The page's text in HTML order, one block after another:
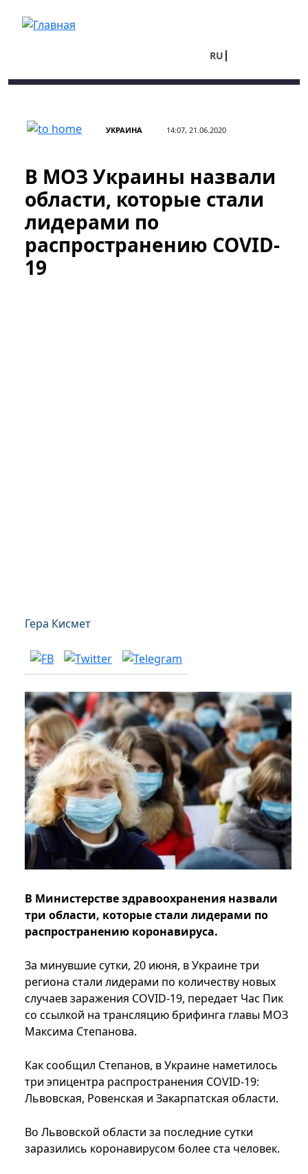
RU
УКРАИНА 14:07, 21.06.2020
В МОЗ Украины назвали
области, которые стали
лидерами по
распространению COVID-
19
Гера Кисмет
В Министерстве здравоохранения назвали
три области, которые стали лидерами по
распространению коронавируса.
За минувшие сутки, 20 июня, в Украине три
региона стали лидерами по количеству новых
случаев заражения COVID-19, передает Час Пик
со ссылкой на трансляцию брифинга главы МОЗ
Максима Степанова.
Как сообщил Степанов, в Украине наметилось
три эпицентра распространения COVID-19:
Львовская, Ровенская и Закарпатская области.
Во Львовской области за последние сутки
заразились коронавирусом более ста человек.